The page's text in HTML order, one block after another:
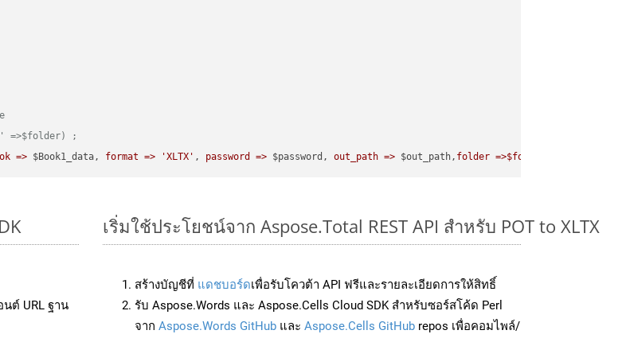
=>$folder) ;
=> $Book1_data, format => 'XLTX' , password => $password, out_path => $out_path, folder =>$folder
ต์ URL ฐาน
เริ่มใช้ประโยชน์จาก Aspose.Total REST API สำหรับ POT to XLTX
สร้างบัญชีที่ แดชบอร์ดเพื่อรับโควต้า API ฟรีและรายละเอียดการให้สิทธิ์
รับ Aspose.Words และ Aspose.Cells Cloud SDK สำหรับซอร์สโค้ด Perl
จาก Aspose.Words GitHub และ Aspose.Cells GitHub repos เพื่อคอมไพล์/